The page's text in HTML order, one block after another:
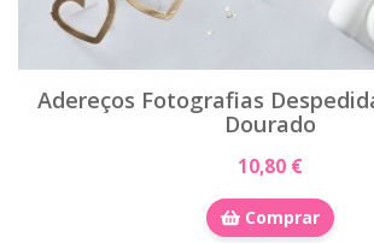
Adereços Fotografias
Dourado
10,80 €
Comprar